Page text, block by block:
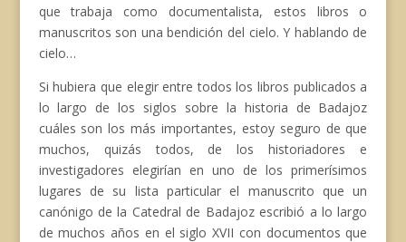
que trabaja como documentalista, estos libros o
manuscritos son una bendición del cielo. Y hablando de
cielo…
Si hubiera que elegir entre todos los libros publicados a
lo largo de los siglos sobre la historia de Badajoz
cuáles son los más importantes, estoy seguro de que
muchos, quizás todos, de los historiadores e
investigadores elegirían en uno de los primerísimos
lugares de su lista particular el manuscrito que un
canónigo de la Catedral de Badajoz escribió a lo largo
de muchos años en el siglo XVII con documentos que